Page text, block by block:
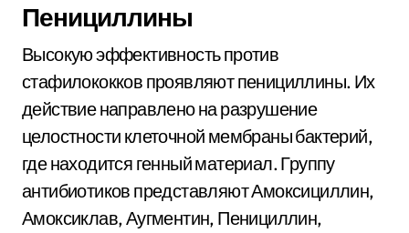
Пенициллины
Высокую эффективность против
стафилококков проявляют пенициллины. Их
действие направлено на разрушение
целостности клеточной мембраны бактерий,
где находится генный материал. Группу
антибиотиков представляют Амоксициллин,
Амоксиклав, Аугментин, Пенициллин,